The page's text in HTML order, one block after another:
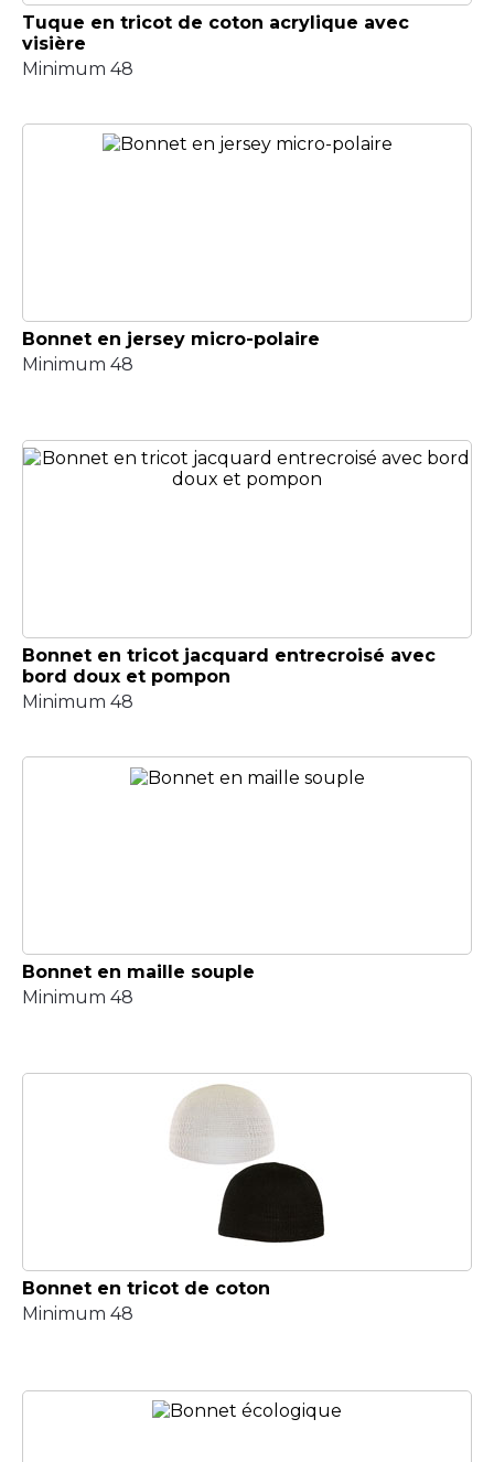
Tuque en tricot de coton acrylique avec
visière
Minimum 48
Bonnet en jersey micro-polaire
Minimum 48
Bonnet en tricot jacquard entrecroisé avec
bord doux et pompon
Minimum 48
Bonnet en maille souple
Minimum 48
Bonnet en tricot de coton
Minimum 48